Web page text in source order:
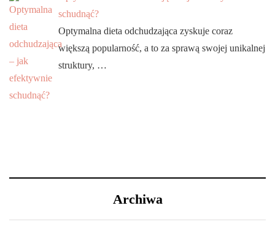
schudnąć?
Optymalna dieta odchudzająca zyskuje coraz
większą popularność, a to za sprawą swojej unikalnej
struktury, …
Archiwa